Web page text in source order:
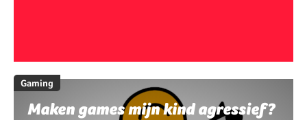
Gaming
Maken games mijn kind agressief?